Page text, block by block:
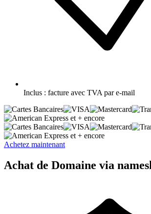
Inclus : facture avec TVA par e-mail
et + encore
et + encore
Achetez maintenant
Achat de Domaine via